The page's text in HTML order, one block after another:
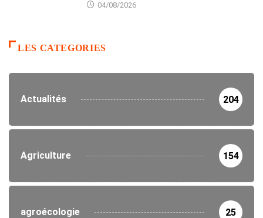
04/08/2026
LES CATEGORIES
Actualités 204
Agriculture 154
agroécologie 25